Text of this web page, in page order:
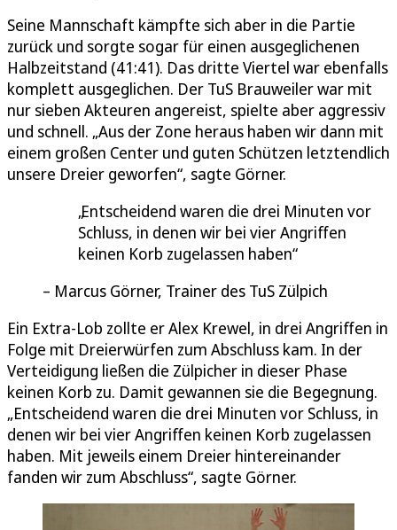
Seine Mannschaft kämpfte sich aber in die Partie
zurück und sorgte sogar für einen ausgeglichenen
Halbzeitstand (41:41). Das dritte Viertel war ebenfalls
komplett ausgeglichen. Der TuS Brauweiler war mit
nur sieben Akteuren angereist, spielte aber aggressiv
und schnell. „Aus der Zone heraus haben wir dann mit
einem großen Center und guten Schützen letztendlich
unsere Dreier geworfen“, sagte Görner.
Entscheidend waren die drei Minuten vor
Schluss, in denen wir bei vier Angriffen
keinen Korb zugelassen haben
Marcus Görner, Trainer des TuS Zülpich
Ein Extra-Lob zollte er Alex Krewel, in drei Angriffen in
Folge mit Dreierwürfen zum Abschluss kam. In der
Verteidigung ließen die Zülpicher in dieser Phase
keinen Korb zu. Damit gewannen sie die Begegnung.
„Entscheidend waren die drei Minuten vor Schluss, in
denen wir bei vier Angriffen keinen Korb zugelassen
haben. Mit jeweils einem Dreier hintereinander
fanden wir zum Abschluss“, sagte Görner.